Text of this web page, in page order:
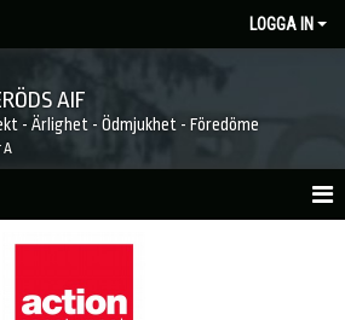
LOGGA IN
AIF
- Ärlighet - Ödmjukhet - Föredöme
A